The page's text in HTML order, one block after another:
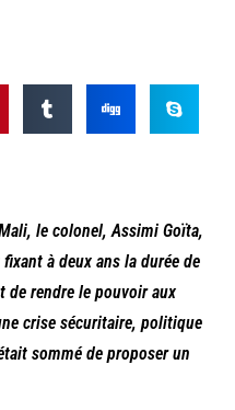
le colonel, Assimi Goïta,
à deux ans la durée de
de rendre le pouvoir aux
crise sécuritaire, politique
sommé de proposer un